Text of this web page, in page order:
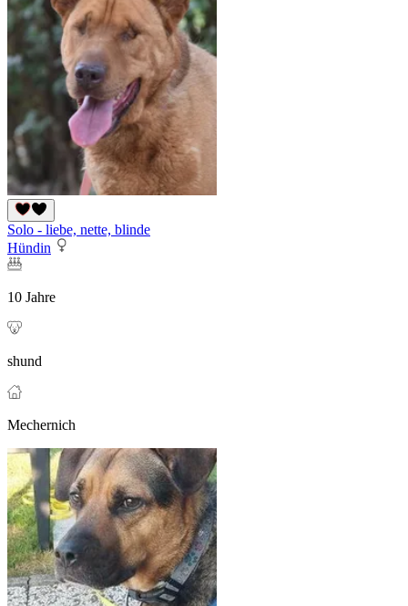
Solo - liebe, nette, blinde
Hündin
10 Jahre
shund
Mechernich